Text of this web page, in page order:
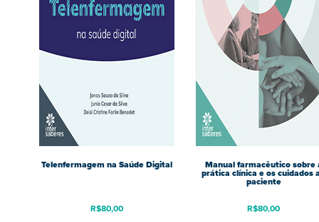
Telenfermagem na Saúde Digital
R$80,00
Manual farmacêutico sobre
prática clínica e os cuidados
paciente
R$80,00